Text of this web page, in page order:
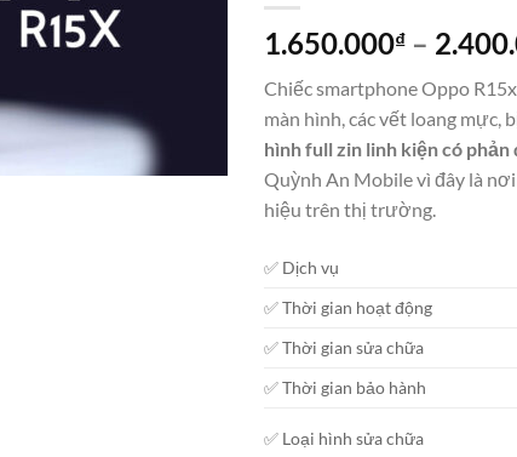
1.650.000₫ –
Chiếc smartphone Oppo
màn hình, các vết loang mực,
hình full zin linh kiện có phản
Quỳnh An Mobile vì đây là
hiệu trên thị trường.
✅ Dịch vụ
✅ Thời gian hoạt động
✅ Thời gian sửa chữa
✅ Thời gian bảo hành
✅ Loại hình sửa chữa